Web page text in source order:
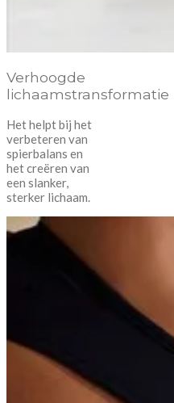
Verhoogde
lichaamstransformatie
Het helpt bij het
verbeteren van
spierbalans en
het creëren van
een slanker,
sterker lichaam.